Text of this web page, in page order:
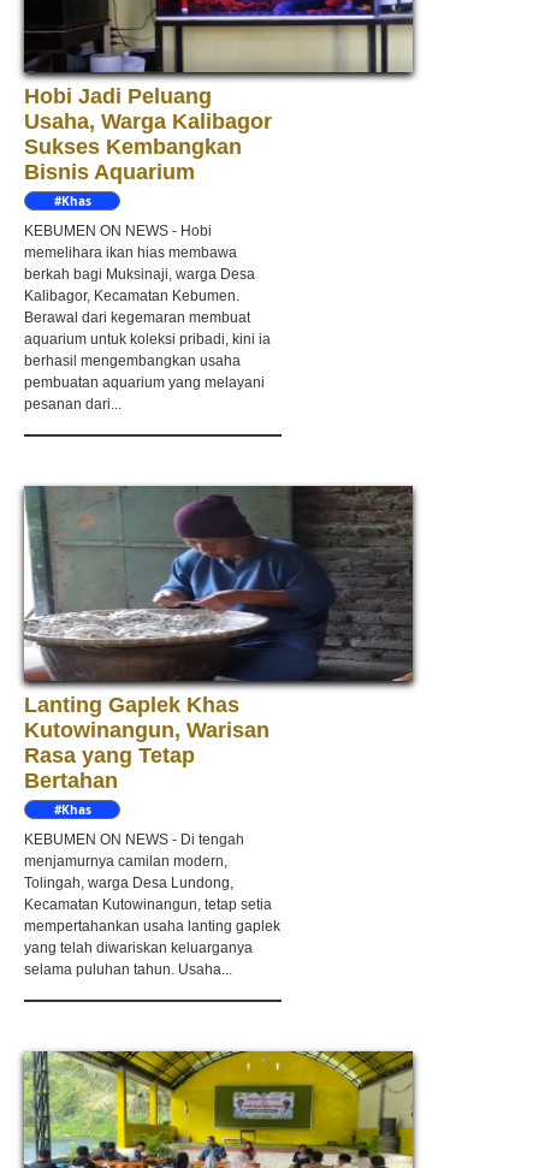
Hobi Jadi Peluang
Usaha, Warga Kalibagor
Sukses Kembangkan
Bisnis Aquarium
#Khas
KEBUMEN ON NEWS - Hobi
memelihara ikan hias membawa
berkah bagi Muksinaji, warga Desa
Kalibagor, Kecamatan Kebumen.
Berawal dari kegemaran membuat
aquarium untuk koleksi pribadi, kini ia
berhasil mengembangkan usaha
pembuatan aquarium yang melayani
pesanan dari...
Lanting Gaplek Khas
Kutowinangun, Warisan
Rasa yang Tetap
Bertahan
#Khas
KEBUMEN ON NEWS - Di tengah
menjamurnya camilan modern,
Tolingah, warga Desa Lundong,
Kecamatan Kutowinangun, tetap setia
mempertahankan usaha lanting gaplek
yang telah diwariskan keluarganya
selama puluhan tahun. Usaha...